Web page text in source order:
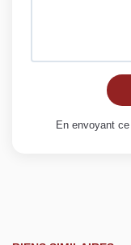
En envoyant